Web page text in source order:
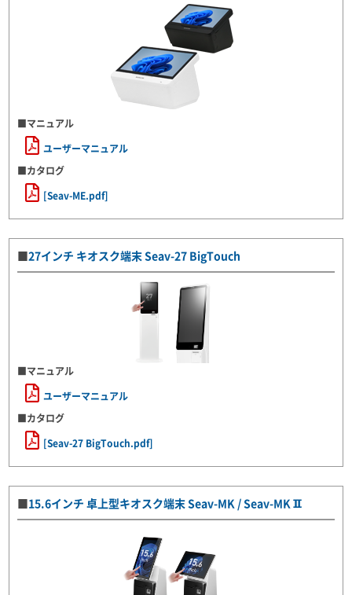
■マニュアル
ユーザーマニュアル
■カタログ
[Seav-ME.pdf]
■27インチ キオスク端末 Seav-27 BigTouch
■マニュアル
ユーザーマニュアル
■カタログ
[Seav-27 BigTouch.pdf]
15.6インチ 卓上型キオスク端末 Seav-MK / Seav-MKⅡ